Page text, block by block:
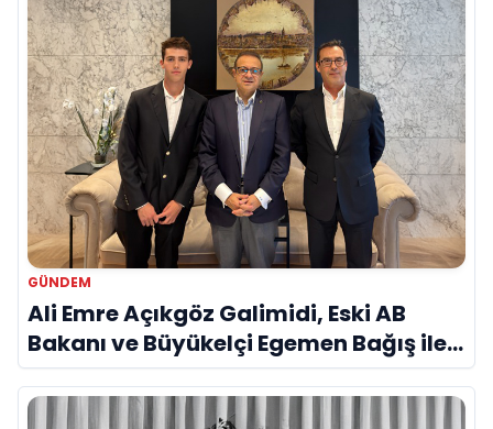
GÜNDEM
Ali Emre Açıkgöz Galimidi, Eski AB
Bakanı ve Büyükelçi Egemen Bağış ile
Bir Araya Geldi